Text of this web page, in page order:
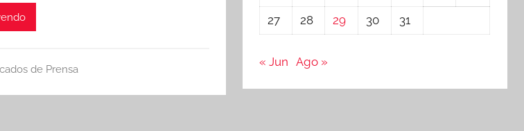
de Prensa
27
28 29 30 31
« Jun Ago »